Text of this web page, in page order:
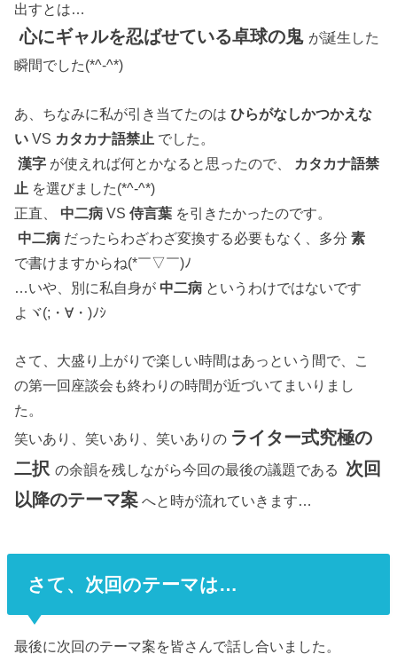
出すとは…
心にギャルを忍ばせている卓球の鬼 が誕生した
瞬間でした(*^-^*)
あ、ちなみに私が引き当てたのはひらがなしかつかえな
いVS カタカナ語禁止 でした。
漢字 が使えれば何とかなると思ったので、 カタカナ語禁
止 を選びました(*^-^*)
正直、 中二病VS侍言葉 を引きたかったのです。
中二病 だったらわざわざ変換する必要もなく、多分素
で書けますからね(*￣▽￣)ﾉ
…いや、別に私自身が 中二病 というわけではないです
よヾ(;・∀・)ﾉｼ
さて、大盛り上がりで楽しい時間はあっという間で、こ
の第一回座談会も終わりの時間が近づいてまいりまし
た。
笑いあり、笑いあり、笑いありの ライター式究極の
二択の余韻を残しながら今回の最後の議題である 次回
以降のテーマ案 へと時が流れていきます…
さて、次回のテーマは…
最後に次回のテーマ案を皆さんで話し合いました。